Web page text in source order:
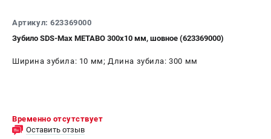
Артикул: 623369000
Зубило SDS-Max METABO 300x10 мм, шовное (623369000)
Ширина зубила: 10 мм; Длина зубила: 300 мм
Временно отсутствует
Оставить отзыв